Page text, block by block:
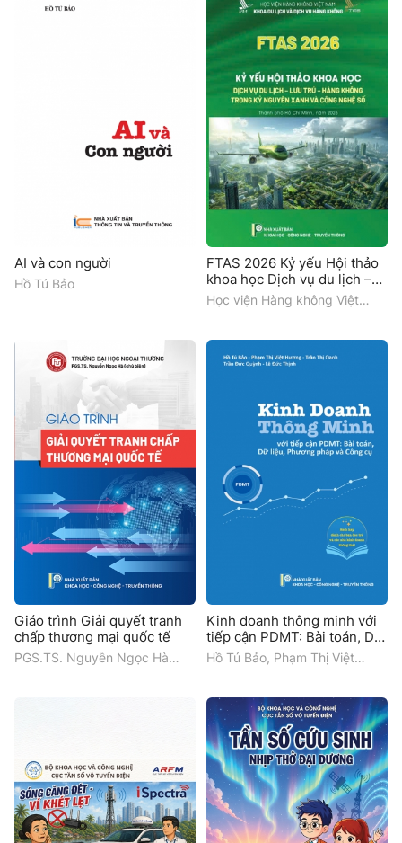
AI và con người
Hồ Tú Bảo
FTAS 2026 Kỷ yếu Hội thảo
khoa học Dịch vụ du lịch –
lưu trú – hàng không trong
kỷ nguyên xanh và công
Minh, năm 2026
Học viện Hàng không Việt
Giáo trình Giải quyết tranh
chấp thương mại quốc tế
PGS.TS. Nguyễn Ngọc Hà
Kinh doanh thông minh với
tiếp cận PDMT: Bài toán, Dữ
liệu, Phương pháp và Công
Hồ Tú Bảo, Phạm Thị Việt